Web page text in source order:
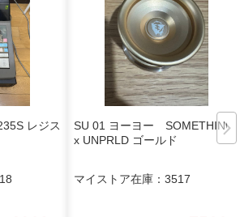
レジス
SU 01 ヨーヨー SOMETHING
x UNPRLD ゴールド
マイストア在庫： 3517